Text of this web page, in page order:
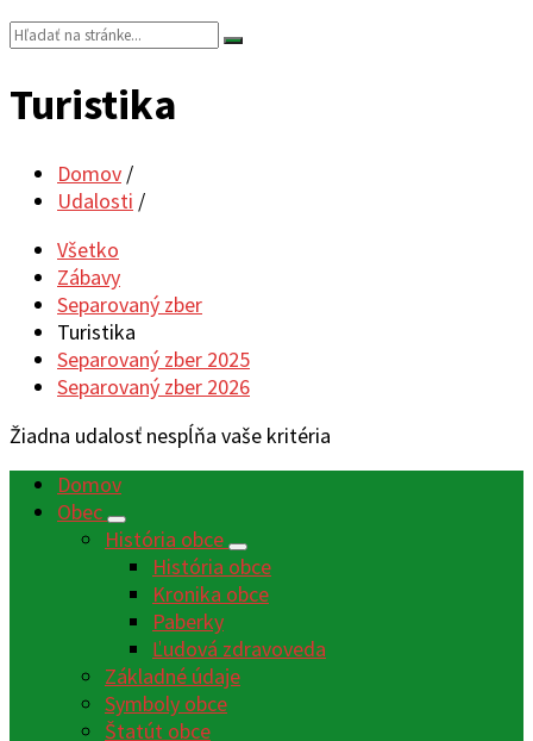
Vyhľadávanie:
Turistika
Domov /
Udalosti /
Všetko
Zábavy
Separovaný zber
Turistika
Separovaný zber 2025
Separovaný zber 2026
Žiadna udalosť nespĺňa vaše kritéria
Domov
Obec
História obce
História obce
Kronika obce
Paberky
Ľudová zdravoveda
Základné údaje
Symboly obce
Štatút obce